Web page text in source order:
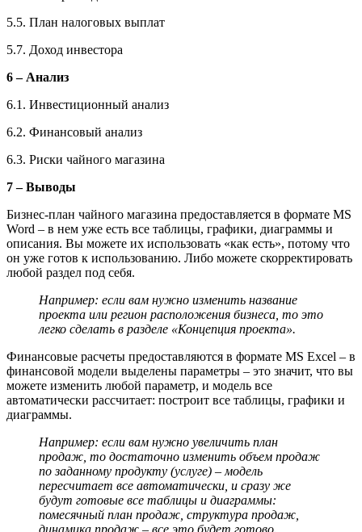
5.5. План налоговых выплат
5.7. Доход инвестора
6 – Анализ
6.1. Инвестиционный анализ
6.2. Финансовый анализ
6.3. Риски чайного магазина
7 – Выводы
Бизнес-план чайного магазина предоставляется в формате MS
Word – в нем уже есть все таблицы, графики, диаграммы и
описания. Вы можете их использовать «как есть», потому что
он уже готов к использованию. Либо можете скорректировать
любой раздел под себя.
Например: если вам нужно изменить название
проекта или регион расположения бизнеса, то это
легко сделать в разделе «Концепция проекта».
Финансовые расчеты предоставляются в формате MS Excel – в
финансовой модели выделены параметры – это значит, что вы
можете изменить любой параметр, и модель все
автоматически рассчитает: построит все таблицы, графики и
диаграммы.
Например: если вам нужно увеличить план
продаж, то достаточно изменить объем продаж
по заданному продукту (услуге) – модель
пересчитает все автоматически, и сразу же
будут готовые все таблицы и диаграммы:
помесячный план продаж, структура продаж,
динамика продаж – все это будет готово.